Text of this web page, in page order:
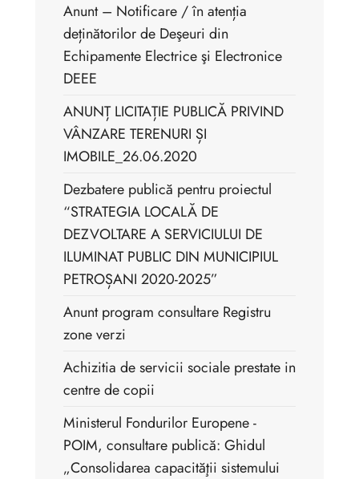
Anunt – Notificare / în atenția
deținătorilor de Deşeuri din
Echipamente Electrice şi Electronice
DEEE
ANUNȚ LICITAȚIE PUBLICĂ PRIVIND
VÂNZARE TERENURI ȘI
IMOBILE_26.06.2020
Dezbatere publică pentru proiectul
“STRATEGIA LOCALĂ DE
DEZVOLTARE A SERVICIULUI DE
ILUMINAT PUBLIC DIN MUNICIPIUL
PETROȘANI 2020-2025”
Anunt program consultare Registru
zone verzi
Achizitia de servicii sociale prestate in
centre de copii
Ministerul Fondurilor Europene -
POIM, consultare publică: Ghidul
„Consolidarea capacităţii sistemului